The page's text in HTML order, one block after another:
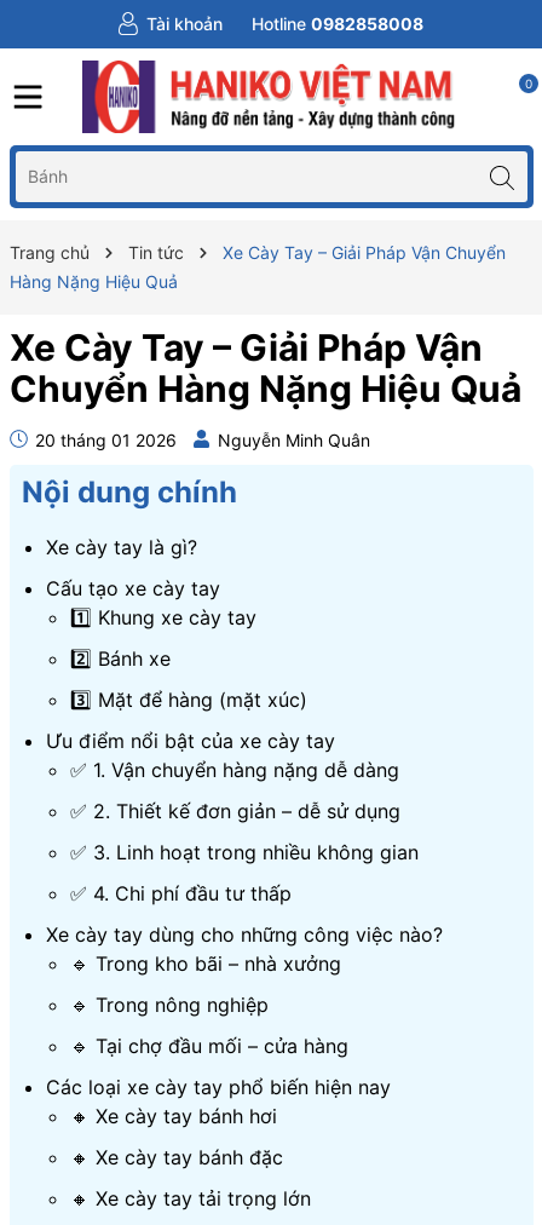
Tài khoản Hotline 0982858008
0
Trang chủ Tin tức
Xe Cày Tay – Giải Pháp Vận Chuyển
Hàng Nặng Hiệu Quả
Xe Cày Tay – Giải Pháp Vận
Chuyển Hàng Nặng Hiệu Quả
20 tháng 01 2026 Nguyễn Minh Quân
Nội dung chính
Xe cày tay là gì?
Cấu tạo xe cày tay
1️⃣ Khung xe cày tay
2️⃣ Bánh xe
3️⃣ Mặt để hàng (mặt xúc)
Ưu điểm nổi bật của xe cày tay
✅ 1. Vận chuyển hàng nặng dễ dàng
✅ 2. Thiết kế đơn giản – dễ sử dụng
✅ 3. Linh hoạt trong nhiều không gian
✅ 4. Chi phí đầu tư thấp
Xe cày tay dùng cho những công việc nào?
🔹 Trong kho bãi – nhà xưởng
🔹 Trong nông nghiệp
🔹 Tại chợ đầu mối – cửa hàng
Các loại xe cày tay phổ biến hiện nay
🔸 Xe cày tay bánh hơi
🔸 Xe cày tay bánh đặc
🔸 Xe cày tay tải trọng lớn